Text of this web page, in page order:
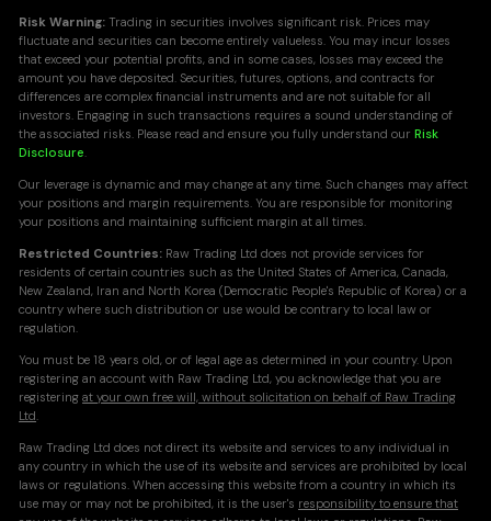
Risk Warning: Trading in securities involves significant risk. Prices may
fluctuate and securities can become entirely valueless. You may incur losses
that exceed your potential profits, and in some cases, losses may exceed the
amount you have deposited. Securities, futures, options, and contracts for
differences are complex financial instruments and are not suitable for all
investors. Engaging in such transactions requires a sound understanding of
the associated risks. Please read and ensure you fully understand ourRisk
Disclosure.
Our leverage is dynamic and may change at any time. Such changes may affect
your positions and margin requirements. You are responsible for monitoring
your positions and maintaining sufficient margin at all times.
Restricted Countries: Raw Trading Ltd does not provide services for
residents of certain countries such as the United States of America, Canada,
New Zealand, Iran and North Korea (Democratic People's Republic of Korea) or a
country where such distribution or use would be contrary to local law or
regulation.
You must be 18 years old, or of legal age as determined in your country. Upon
registering an account with Raw Trading Ltd, you acknowledge that you are
registeringat your own free will, without solicitation on behalf of Raw Trading
Ltd.
Raw Trading Ltd does not direct its website and services to any individual in
any country in which the use of its website and services are prohibited by local
laws or regulations. When accessing this website from a country in which its
use may or may not be prohibited, it is the user's responsibility to ensure that